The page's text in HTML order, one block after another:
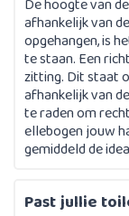
De hoogte van
afhankelijk van
opgehangen, is
te staan. Een
zitting. Dit staat
afhankelijk van
te raden om
ellebogen jouw
gemiddeld de
Past jullie